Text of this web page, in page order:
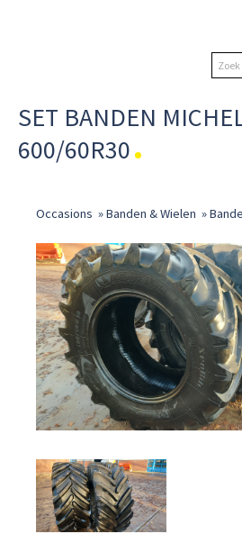
SET BANDEN
600/60R30
Occasions »Banden & Wielen »